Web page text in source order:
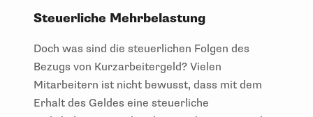
Steuerliche Mehrbelastung
Doch was sind die steuerlichen Folgen des
Bezugs von Kurzarbeitergeld? Vielen
Mitarbeitern ist nicht bewusst, dass mit dem
Erhalt des Geldes eine steuerliche